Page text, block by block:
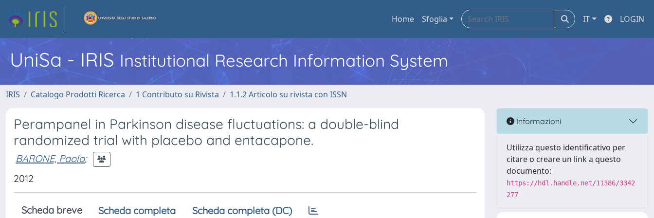
Home Sfoglia IT LOGIN
UniSa - IRIS Institutional Research Information System
IRIS Catalogo Prodotti Ricerca 1 Contributo su Rivista 1.1.2 Articolo su rivista con ISSN
Perampanel in Parkinson disease fluctuations: a double-blind
randomized trial with placebo and entacapone.
BARONE, Paolo;
2012
Scheda breve Scheda completa Scheda completa (DC)
Informazioni
Utilizza questo identificativo per
citare o creare un link a questo
documento:
https://hdl.handle.net/11386/3342
277